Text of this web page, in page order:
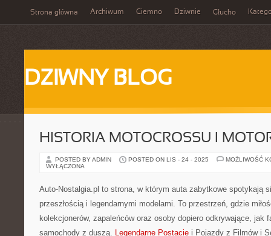
Strona główna Archiwum Ciemno Dziwnie Głucho
DZIWNY BLOG
HISTORIA MOTOCROSSU I
POSTED BY ADMIN POSTED ON LIS - 24 - 2025
MOŻLIWOŚĆ
WYŁĄCZONA
Auto-Nostalgia.pl to strona, w którym auta zabytkowe spotykają
przeszłością i legendarnymi modelami. To przestrzeń, gdzie
kolekcjonerów, zapaleńców oraz osoby dopiero odkrywające, jak
samochody z duszą. Legendarne Postacie i Pojazdy z Filmów i